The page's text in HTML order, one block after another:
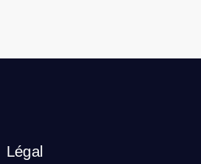
Légal